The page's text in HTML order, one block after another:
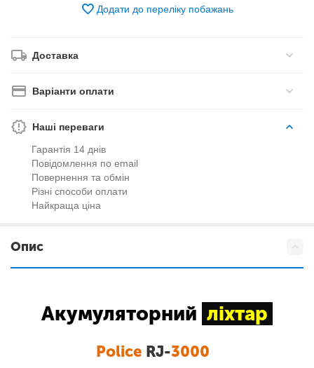
Додати до переліку побажань
Доставка
Варіанти оплати
Наші переваги
Гарантія 14 днів
Повідомлення по email
Повернення та обмін
Різні способи оплати
Найкраща ціна
Опис
Акумуляторний ліхтар
Police RJ-3000